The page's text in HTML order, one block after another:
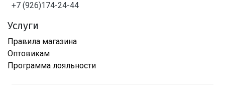
+7 (926)174-24-44
Услуги
Правила магазина
Оптовикам
Программа лояльности